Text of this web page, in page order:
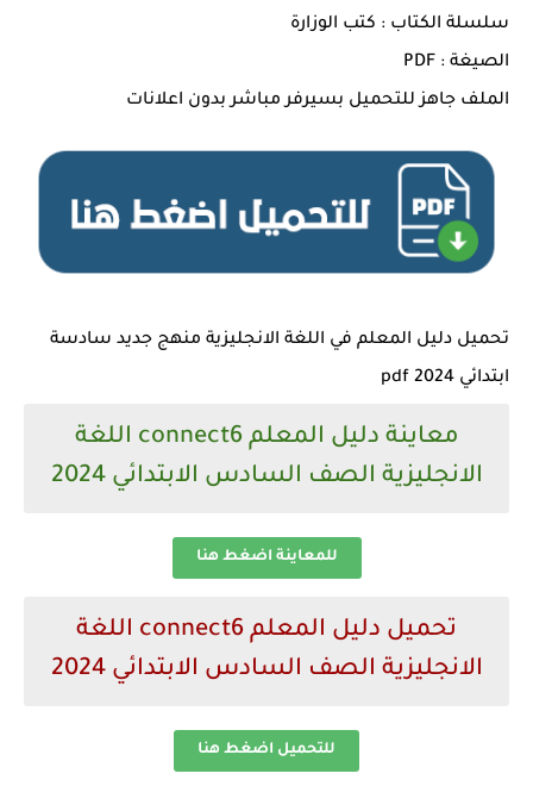
سلسلة الكتاب : كتب الوزارة
الصيغة : PDF
الملف جاهز للتحميل بسيرفر مباشر بدون اعلانات
تحميل دليل المعلم في اللغة الانجليزية منهج جديد سادسة
ابتدائي 2024 pdf
معاينة دليل المعلم connect6 اللغة
الانجليزية الصف السادس الابتدائي 2024
للمعاينة اضغط هنا
تحميل دليل المعلم connect6 اللغة
الانجليزية الصف السادس الابتدائي 2024
للتحميل اضغط هنا